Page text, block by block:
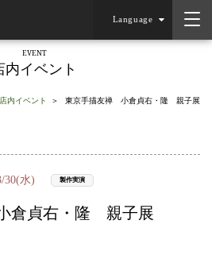
Language
EVENT
内イベント
店内イベント 東京手描友禅 小倉貞右・隆 親子展
30(水) 製作実演
倉貞右・隆 親子展